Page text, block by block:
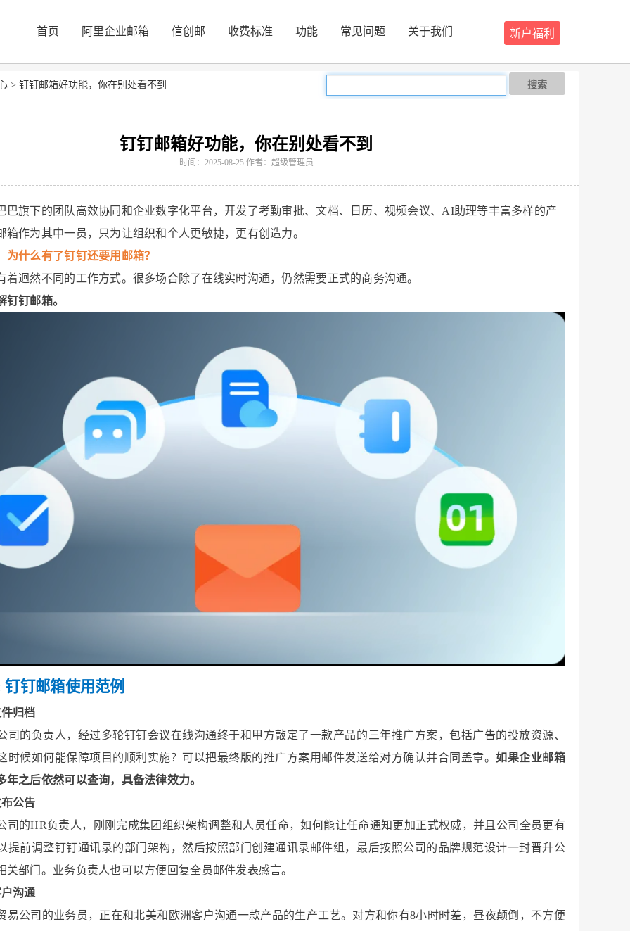
新户福利
首页 阿里企业邮箱 信创邮 收费标准 功能 常见问题 关于我们
> 钉钉邮箱好功能，你在别处看不到 搜索
钉钉邮箱好功能，你在别处看不到
时间：2025-08-25 作者：超级管理员
巴旗下的团队高效协同和企业数字化平台，开发了考勤审批、文档、日历、视频会议、AI助理等丰富多样的产
箱作为其中一员，只为让组织和个人更敏捷，更有创造力。
为什么有了钉钉还要用邮箱？
着迥然不同的工作方式。很多场合除了在线实时沟通，仍然需要正式的商务沟通。
钉钉邮箱。
钉邮箱使用范例
归档
司的负责人，经过多轮钉钉会议在线沟通终于和甲方敲定了一款产品的三年推广方案，包括广告的投放资源、
时候如何能保障项目的顺利实施？可以把最终版的推广方案用邮件发送给对方确认并合同盖章。如果企业邮箱
年之后依然可以查询，具备法律效力。
公告
司的HR负责人，刚刚完成集团组织架构调整和人员任命，如何能让任命通知更加正式权威，并且公司全员更有
提前调整钉钉通讯录的部门架构，然后按照部门创建通讯录邮件组，最后按照公司的品牌规范设计一封晋升公
关部门。业务负责人也可以方便回复全员邮件发表感言。
沟通
易公司的业务员，正在和北美和欧洲客户沟通一款产品的生产工艺。对方和你有8小时时差，昼夜颠倒，不方便